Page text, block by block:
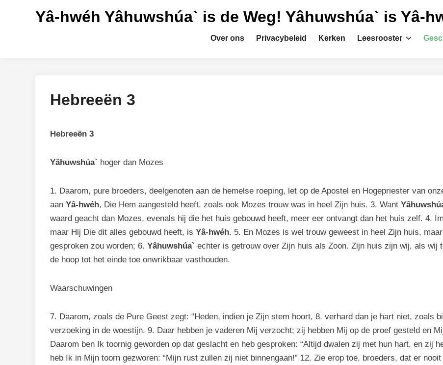
Yâ-hwéh Yâhuwshúa` is de Weg! Yâhuwshúa` is Yâ-
Over ons Privacybeleid Kerken Leesrooster
Hebreeën 3
Hebreeën 3
Yâhuwshúa` hoger dan Mozes
1. Daarom, pure broeders, deelgenoten aan de hemelse roeping, let op de Apostel en Hogepriester van
aan Yâ-hwéh, Die Hem aangesteld heeft, zoals ook Mozes trouw was in heel Zijn huis. 3. Want
waard geacht dan Mozes, evenals hij die het huis gebouwd heeft, meer eer ontvangt dan het huis zelf. 4.
maar Hij Die dit alles gebouwd heeft, is Yâ-hwéh. 5. En Mozes is wel trouw geweest in heel Zijn huis,
gesproken zou worden; 6. Yâhuwshúa` echter is getrouw over Zijn huis als Zoon. Zijn huis zijn wij, als wij
de hoop tot het einde toe onwrikbaar vasthouden.
Waarschuwingen
7. Daarom, zoals de Pure Geest zegt: “Heden, indien je Zijn stem hoort, 8. verhard dan je hart niet, zoals
verzoeking in de woestijn. 9. Daar hebben je vaderen Mij verzocht; zij hebben Mij op de proef gesteld en
Daarom ben Ik toornig geworden op dat geslacht en heb gesproken: “Altijd dwalen zij met hun hart, en zij
heb Ik in Mijn toorn gezworen: “Mijn rust zullen zij niet binnengaan!” 12. Zie erop toe, broeders, dat er